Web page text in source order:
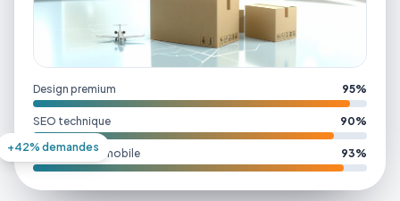
Design premium 95%
SEO technique 90%
Performance mobile 93%
+42% demandes